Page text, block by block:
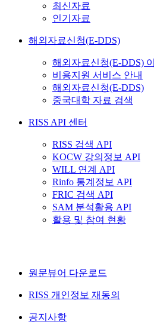
최신자료
인기자료
해외자료신청(E-DDS)
해외자료신청(E-DDS)
비용지원 서비스 안내
해외자료신청(E-DDS)
중국대학 자료 검색
RISS API 센터
RISS 검색 API
KOCW 강의정보 API
WILL 연계 API
Rinfo 통계정보 API
FRIC 검색 API
SAM 분석활용 API
활용 및 참여 현황
원문뷰어 다운로드
RISS 개인정보 재동의
공지사항